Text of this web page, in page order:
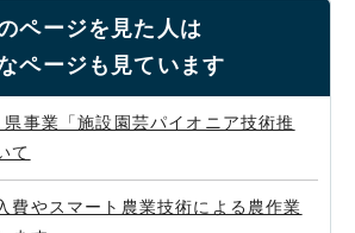
ページを見た人は
ページも見ています
県事業「施設園芸パイオニア技術推
て
費やスマート農業技術による農作業